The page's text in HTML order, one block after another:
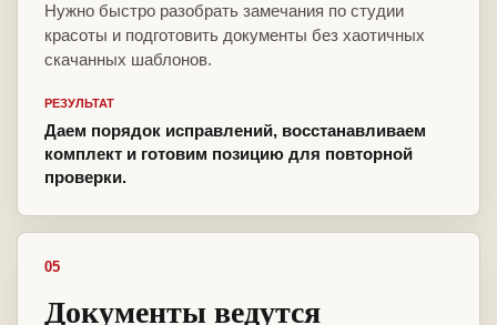
Нужно быстро разобрать замечания по студии
красоты и подготовить документы без хаотичных
скачанных шаблонов.
РЕЗУЛЬТАТ
Даем порядок исправлений, восстанавливаем
комплект и готовим позицию для повторной
проверки.
05
Документы ведутся